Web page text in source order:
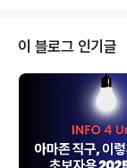
남성이 건강을 위해 많이
운동 시간, 수면 시간,
0대 여성 50대 남성추
(비타민 A, C) 2. 두부,
고등어 (오메가-3 지방
이 블로그 인기글